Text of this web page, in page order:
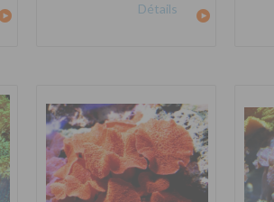
Détails